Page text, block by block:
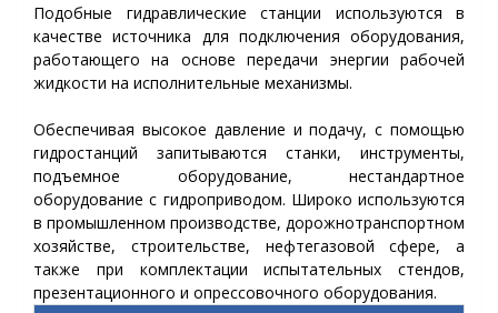
Подобные гидравлические станции используются в
качестве источника для подключения оборудования,
работающего на основе передачи энергии рабочей
жидкости на исполнительные механизмы.
Обеспечивая высокое давление и подачу, с помощью
гидростанций запитываются станки, инструменты,
подъемное оборудование, нестандартное
оборудование с гидроприводом. Широко используются
в промышленном производстве, дорожнотранспортном
хозяйстве, строительстве, нефтегазовой сфере, а
также при комплектации испытательных стендов,
презентационного и опрессовочного оборудования.